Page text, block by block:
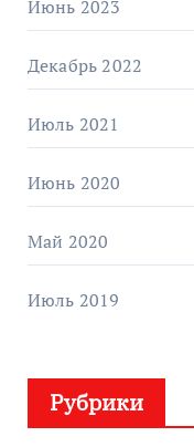
Июнь 2023
Декабрь 2022
Июль 2021
Июнь 2020
Май 2020
Июль 2019
Рубрики